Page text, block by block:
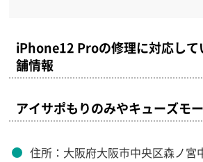
iPhone12 Proの修理に対応して
舗情報
アイサポもりのみやキューズモ
住所：大阪府大阪市中央区森ノ宮